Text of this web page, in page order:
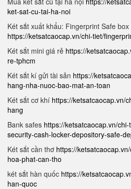
ket-sat-cu-tai-ha-noi
Két sắt xuất khẩu: Fingerprint Safe box
https://ketsatcaocap.vn/chi-tiet/
Két sắt mini giá rẻ https://
re-tphcm
Két sắt kí gửi tài sản https://
hang-nha-nuoc-bao-mat-an-toan
Két sắt cơ khí https://ketsatcaocap.vn/
hang
Bank safes https://ketsatcaocap.vn/
security-cash-locker-depository-safe-
Két sắt cần thơ https://
hoa-phat-can-tho
két sắt hàn quốc https://
han-quoc